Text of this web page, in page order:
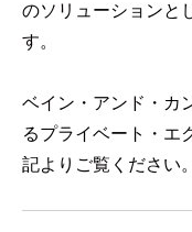
のソリューションと
す。
ベイン・アンド・カ
るプライベート・エ
記よりご覧ください。